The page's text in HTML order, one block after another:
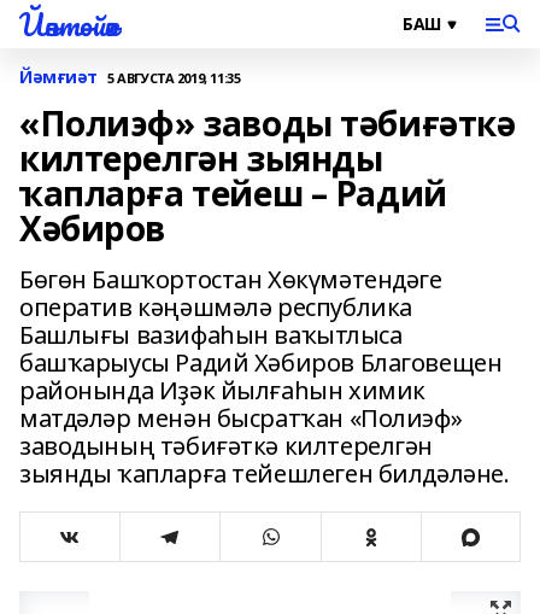
Йәнтөйәк
Йәмғиәт 5 АВГУСТА 2019, 11:35
«Полиэф» заводы тәбиғәткә
килтерелгән зыянды
ҡапларға тейеш – Радий
Хәбиров
Бөгөн Башҡортостан Хөкүмәтендәге
оператив кәңәшмәлә республика
Башлығы вазифаһын ваҡытлыса
башҡарыусы Радий Хәбиров Благовещен
районында Иҙәк йылғаһын химик
матдәләр менән бысратҡан «Полиэф»
заводының тәбиғәткә килтерелгән
зыянды ҡапларға тейешлеген билдәләне.